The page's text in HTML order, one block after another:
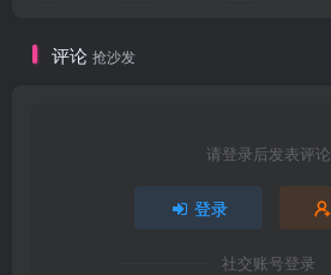
评论 抢沙发
请登录后发表评论
登录
社交账号登录